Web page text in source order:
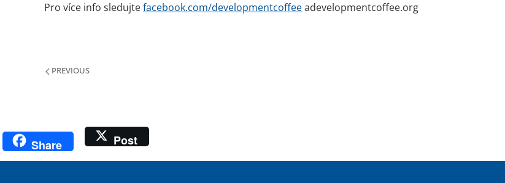
Pro více info sledujtefacebook.com/developmentcoffeeadevelopmentcoffee.org
PREVIOUS
Share Post